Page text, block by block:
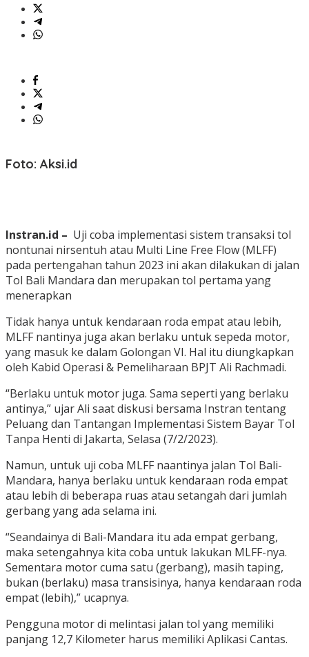
Foto: Aksi.id
Instran.id – Uji coba implementasi sistem transaksi tol
nontunai nirsentuh atau Multi Line Free Flow (MLFF)
pada pertengahan tahun 2023 ini akan dilakukan di jalan
Tol Bali Mandara dan merupakan tol pertama yang
menerapkan
Tidak hanya untuk kendaraan roda empat atau lebih,
MLFF nantinya juga akan berlaku untuk sepeda motor,
yang masuk ke dalam Golongan VI. Hal itu diungkapkan
oleh Kabid Operasi & Pemeliharaan BPJT Ali Rachmadi.
“Berlaku untuk motor juga. Sama seperti yang berlaku
antinya,” ujar Ali saat diskusi bersama Instran tentang
Peluang dan Tantangan Implementasi Sistem Bayar Tol
Tanpa Henti di Jakarta, Selasa (7/2/2023).
Namun, untuk uji coba MLFF naantinya jalan Tol Bali-
Mandara, hanya berlaku untuk kendaraan roda empat
atau lebih di beberapa ruas atau setangah dari jumlah
gerbang yang ada selama ini.
“Seandainya di Bali-Mandara itu ada empat gerbang,
maka setengahnya kita coba untuk lakukan MLFF-nya.
Sementara motor cuma satu (gerbang), masih taping,
bukan (berlaku) masa transisinya, hanya kendaraan roda
empat (lebih),” ucapnya.
Pengguna motor di melintasi jalan tol yang memiliki
panjang 12,7 Kilometer harus memiliki Aplikasi Cantas.